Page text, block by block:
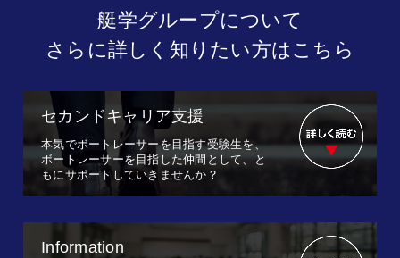
艇学グループについて
さらに詳しく知りたい方はこちら
セカンドキャリア支援
本気でボートレーサーを目指す受験生を、
ボートレーサーを目指した仲間として、と
もにサポートしていきませんか？
Information